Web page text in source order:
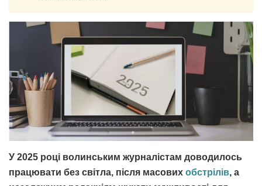
У 2025 році волинським журналістам доводилось
працювати без світла, після масових обстрілів, а